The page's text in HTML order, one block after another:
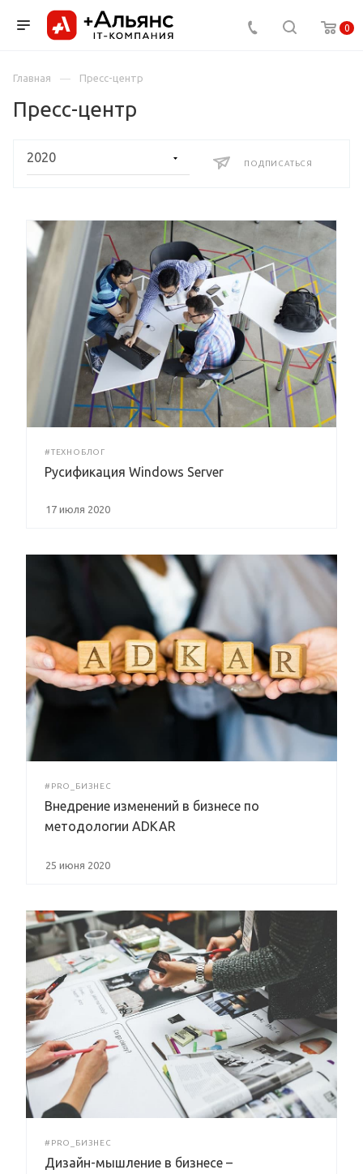
0
Главная Пресс-центр
Пресс-центр
ПОДПИСАТЬСЯ
#ТЕХНОБЛОГ
Русификация Windows Server
17 июля 2020
#PRO_БИЗНЕС
Внедрение изменений в бизнесе по
методологии ADKAR
25 июня 2020
#PRO_БИЗНЕС
Дизайн-мышление в бизнесе –